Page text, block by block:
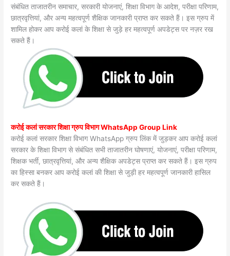
संबंधित ताजातरीन समाचार, सरकारी योजनाएं, शिक्षा विभाग के आदेश, परीक्षा परिणाम,
छात्रवृत्तियां, और अन्य महत्वपूर्ण शैक्षिक जानकारी प्राप्त कर सकते हैं। इस ग्रुप में
शामिल होकर आप करोई कलां के शिक्षा से जुड़े हर महत्वपूर्ण अपडेट्स पर नज़र रख
सकते हैं।
करोई कलां सरकार शिक्षा ग्रुप विभाग WhatsApp Group Link
करोई कलां सरकार शिक्षा विभाग WhatsApp ग्रुप लिंक में जुड़कर आप करोई कलां
सरकार के शिक्षा विभाग से संबंधित सभी ताजातरीन घोषणाएं, योजनाएं, परीक्षा परिणाम,
शिक्षक भर्ती, छात्रवृत्तियां, और अन्य शैक्षिक अपडेट्स प्राप्त कर सकते हैं। इस ग्रुप
का हिस्सा बनकर आप करोई कलां की शिक्षा से जुड़ी हर महत्वपूर्ण जानकारी हासिल
कर सकते हैं।